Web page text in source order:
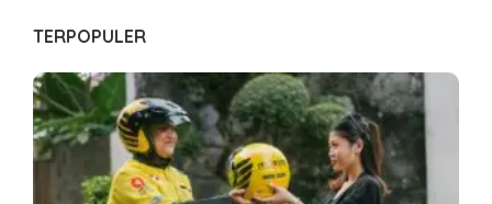
TERPOPULER